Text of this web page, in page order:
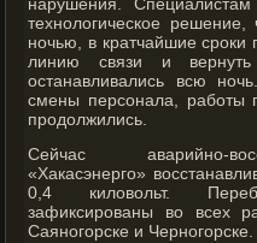
нарушения. Специалистам
технологическое
ночью, в кратчайшие сроки
линию связи и
останавливались всю
смены персонала, работы
продолжились.
Сейчас аварийно-
«Хакасэнерго»
0,4 киловольт.
зафиксированы во всех
Саяногорске и Черногорске.